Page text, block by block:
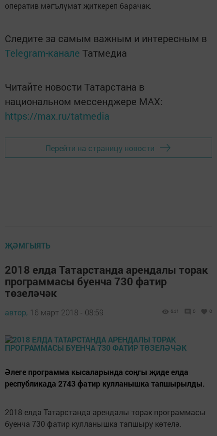
оператив мәгълүмат җиткереп барачак.
Следите за самым важным и интересным в
Telegram-канале Татмедиа
Читайте новости Татарстана в
национальном мессенджере MАХ:
https://max.ru/tatmedia
Перейти на страницу новости
ҖӘМГЫЯТЬ
2018 елда Татарстанда арендалы торак
программасы буенча 730 фатир
төзеләчәк
автор, 16 март 2018 - 08:59 641 0 0
Әлеге программа кысаларында соңгы җиде елда
республикада 2743 фатир кулланышка тапшырылды.
2018 елда Татарстанда арендалы торак программасы
буенча 730 фатир кулланышка тапшыру көтелә.